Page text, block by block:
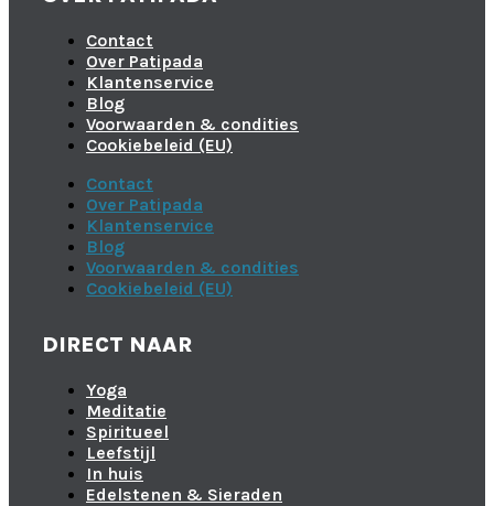
Contact
Over Patipada
Klantenservice
Blog
Voorwaarden & condities
Cookiebeleid (EU)
Contact
Over Patipada
Klantenservice
Blog
Voorwaarden & condities
Cookiebeleid (EU)
DIRECT NAAR
Yoga
Meditatie
Spiritueel
Leefstijl
In huis
Edelstenen & Sieraden